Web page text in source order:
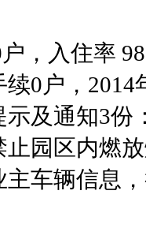
，入住率
0户，
及通知3
园区内燃
车辆信息